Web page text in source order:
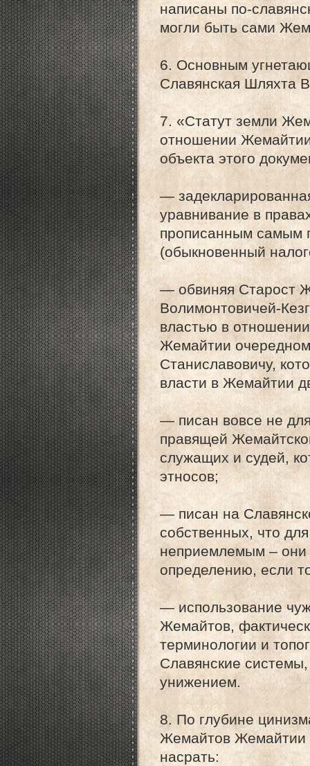
написаны по-
могли быть сами
6. Основным
Славянская Шляхта
7. «Статут земли
отношении
объекта этого
—
уравнивание в
прописанным самым
(обыкновенный
— обвиняя Старост
Волимонтовичей-
властью в
Жемайтии
Станиславовичу,
власти в Жемайтии
— писан вовсе не
правящей
служащих и судей,
этносов;
— писан на
собственных, что
неприемлемым – они
определению, если
— использование
Жемайтов,
терминологии и
Славянские
унижением.
8. По глубине
Жемайтов Жемайтии
насрать: